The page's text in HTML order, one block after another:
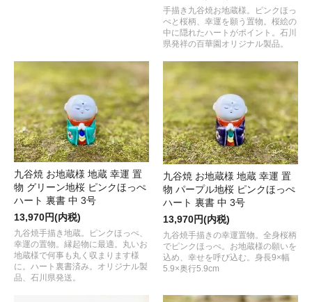
手描き九谷焼お地蔵様。ピンクほっ
ぺと桜柄、幸運を願う置物。桜絵の
中に隠れたハートがポイント。石川
県発祥の百華園オリジナル製品。
九谷焼 お地蔵様 地蔵 幸運 置
物 グリーン地桜 ピンクほっぺ
ハート 裏書 中 3号
13,970円(内税)
九谷焼手描き地蔵。ピンクほっぺ、
幸運の置物。縁起物に最適。丸いお
地蔵様で何事も丸く収まります様
に。ハート裏書済み。オリジナル製
品、石川県発送。
九谷焼 お地蔵様 地蔵 幸運 置
物 パープル地桜 ピンクほっぺ
ハート 裏書 中 3号
13,970円(内税)
九谷焼手描きの幸運置物。全身桜柄
でピンクほっぺ。お地蔵様の願いを
込め、幸せを呼び込む。身長9×幅
5.9×奥行5.9cm